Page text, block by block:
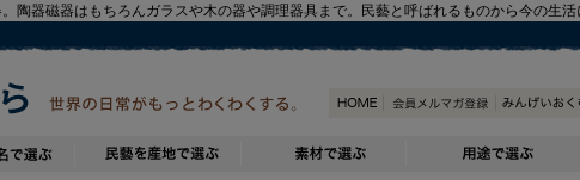
陶器磁器はもちろんガラスや木の器や調理器具まで。民藝と呼ばれるものから今の生